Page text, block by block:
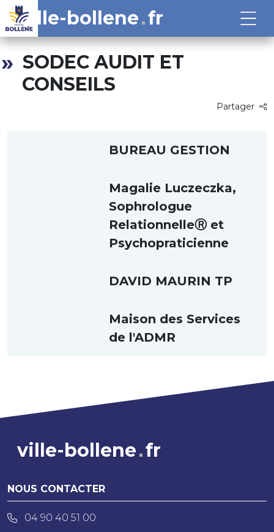
ville-bollene fr
SODEC AUDIT ET
CONSEILS
Partager
BUREAU GESTION
Magalie Luczeczka,
Sophrologue
RelationnelleⓇ et
Psychopraticienne
DAVID MAURIN TP
Maison des Services
de l'ADMR
ville-bollene fr
NOUS CONTACTER
04 90 40 51 00